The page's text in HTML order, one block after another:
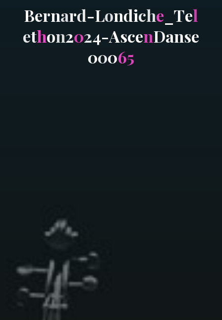
Bernard-Londiche Tel
ethon2024-AscenDanse
00065